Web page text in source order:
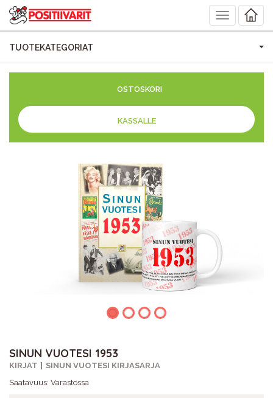
Toggle
navigation
TUOTEKATEGORIAT
OSTOSKORI
KASSALLE
SINUN VUOTESI 1953
KIRJAT
SINUN VUOTESI KIRJASARJA
Saatavuus: Varastossa